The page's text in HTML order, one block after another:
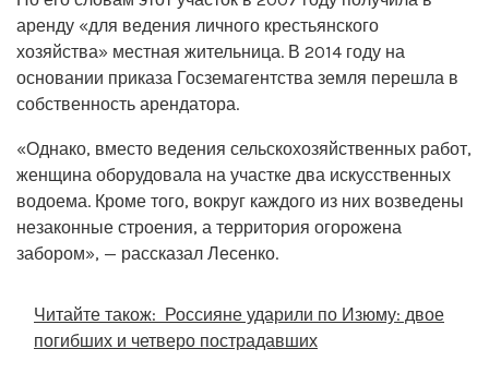
аренду «для ведения личного крестьянского
хозяйства» местная жительница. В 2014 году на
основании приказа Госземагентства земля перешла в
собственность арендатора.
«Однако, вместо ведения сельскохозяйственных работ,
женщина оборудовала на участке два искусственных
водоема. Кроме того, вокруг каждого из них возведены
незаконные строения, а территория огорожена
забором», — рассказал Лесенко.
Читайте також: Россияне ударили по Изюму: двое
погибших и четверо пострадавших